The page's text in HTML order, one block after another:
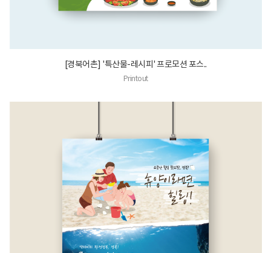
[경북어촌] '특산물-레시피' 프로모션 포스..
Printout